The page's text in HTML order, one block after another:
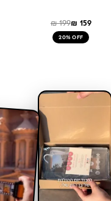
₪199₪ 159
20% OFF